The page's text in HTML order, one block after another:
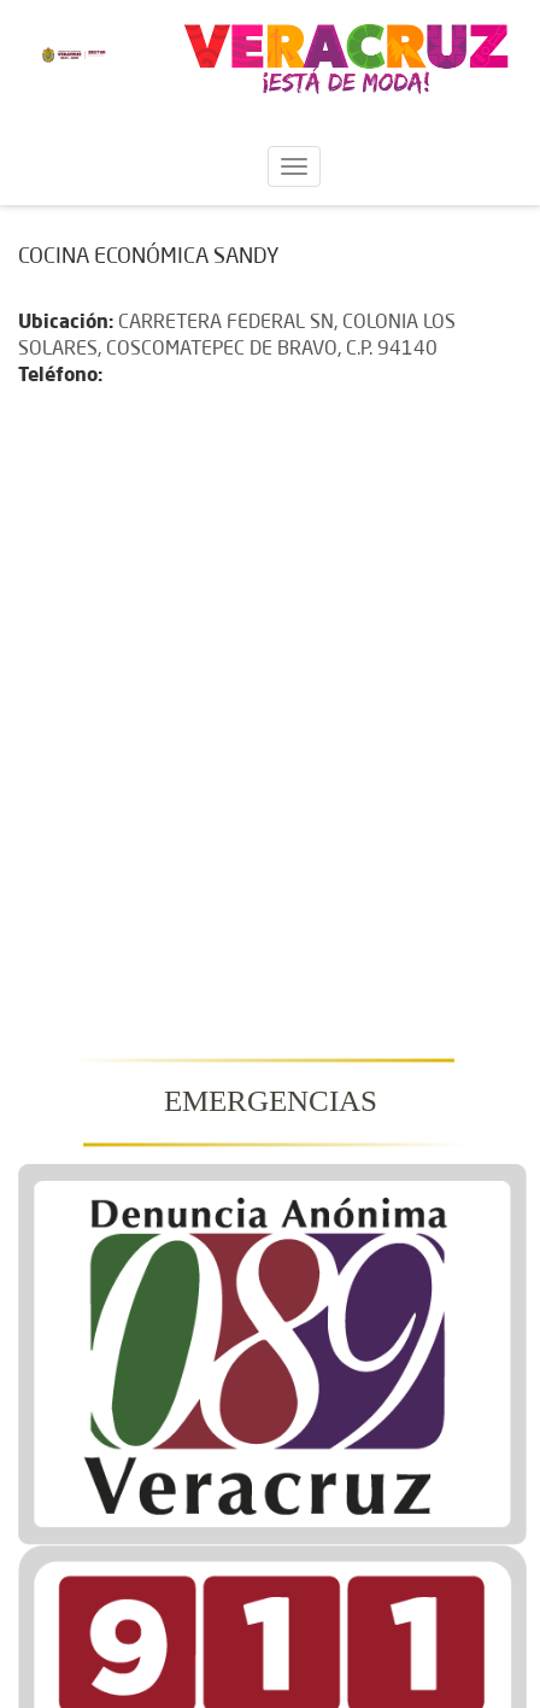
COCINA ECONÓMICA SANDY
Ubicación: CARRETERA FEDERAL SN, COLONIA LOS
SOLARES, COSCOMATEPEC DE BRAVO, C.P. 94140
Teléfono:
EMERGENCIAS